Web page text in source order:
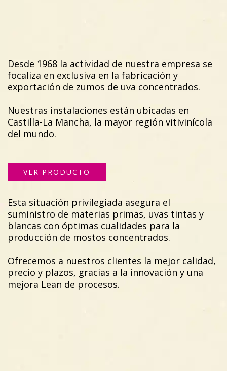
Desde 1968 la actividad de nuestra empresa se
focaliza en exclusiva en la fabricación y
exportación de zumos de uva concentrados.
Nuestras instalaciones están ubicadas en
Castilla-La Mancha, la mayor región vitivinícola
del mundo.
VER PRODUCTO
Esta situación privilegiada asegura el
suministro de materias primas, uvas tintas y
blancas con óptimas cualidades para la
producción de mostos concentrados.
Ofrecemos a nuestros clientes la mejor calidad,
precio y plazos, gracias a la innovación y una
mejora Lean de procesos.